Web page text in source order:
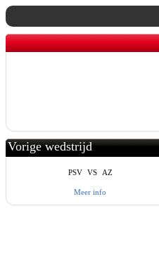
Vorige wedstrijd
PSV VS AZ
Meer info